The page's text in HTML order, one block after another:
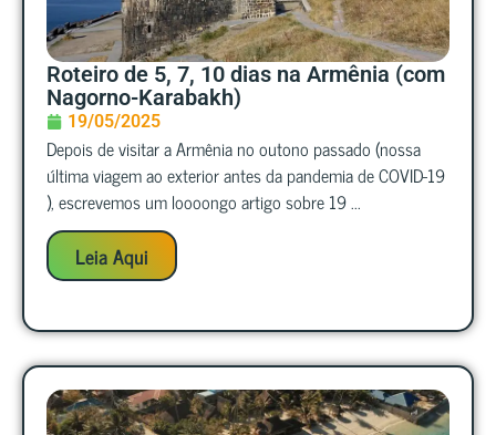
Roteiro de 5, 7, 10 dias na Armênia (com
Nagorno-Karabakh)
19/05/2025
Depois de visitar a Armênia no outono passado (nossa
última viagem ao exterior antes da pandemia de COVID-19
), escrevemos um loooongo artigo sobre 19 ...
Leia Aqui